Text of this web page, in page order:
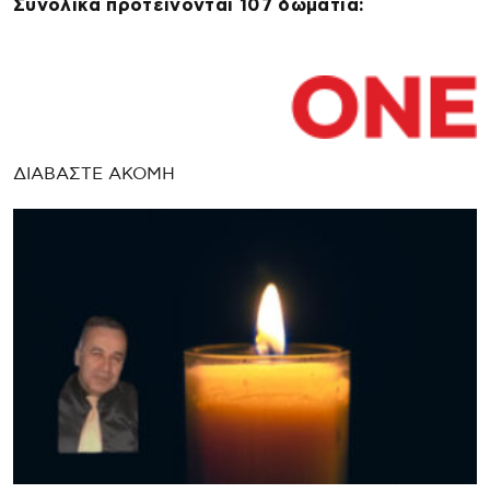
Συνολικά προτείνονται 107 δωμάτια:
ΔΙΑΒΑΣΤΕ ΑΚΟΜΗ